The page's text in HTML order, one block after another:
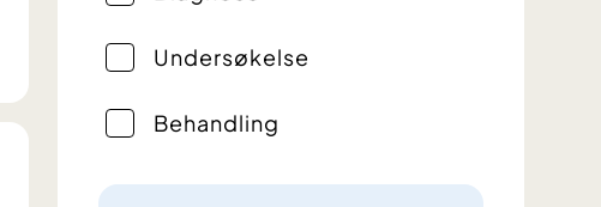
Undersøkelse
Behandling